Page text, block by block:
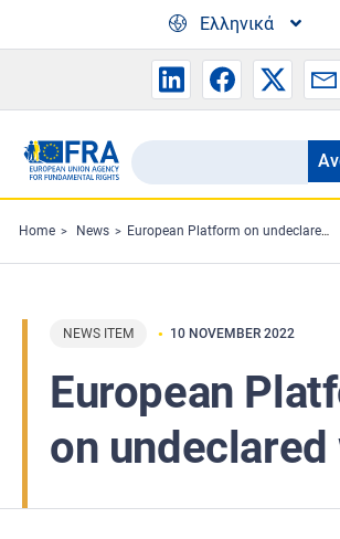
Ελληνικά
Search
the
FRA
website
Αναζήτηση
Home News European Platform on undeclared work
NEWS ITEM 10 NOVEMBER 2022
European
on